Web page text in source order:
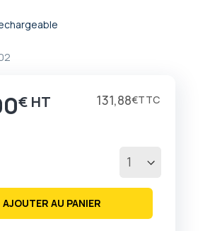
€ 131,88€
AJOUTER AU PANIER